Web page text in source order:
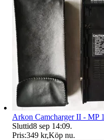
Arkon Camcharger II - MP
Sluttid8 sep 14:09.
Pris:349 kr,Köp nu.